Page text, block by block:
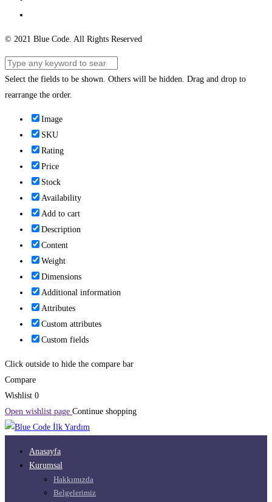
© 2021 Blue Code. All Rights Reserved
Select the fields to be shown. Others will be hidden. Drag and drop to
rearrange the order.
Image
SKU
Rating
Price
Stock
Availability
Add to cart
Description
Content
Weight
Dimensions
Additional information
Attributes
Custom attributes
Custom fields
Click outside to hide the compare bar
Compare
Wishlist 0
Open wishlist page Continue shopping
Anasayfa
Kurumsal
Hakkımızda
Belgelerimiz